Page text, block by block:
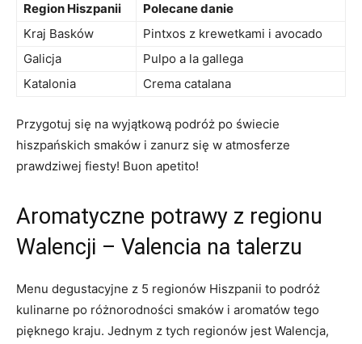
Region Hiszpanii
Polecane danie
Kraj Basków
Pintxos z krewetkami i avocado
Galicja
Pulpo a la gallega
Katalonia
Crema catalana
Przygotuj się na wyjątkową podróż po świecie
hiszpańskich smaków i zanurz się w atmosferze
prawdziwej fiesty! Buon apetito!
Aromatyczne potrawy z regionu
Walencji – Valencia na talerzu
Menu degustacyjne z 5 regionów Hiszpanii to podróż
kulinarne po różnorodności smaków i aromatów tego
pięknego kraju. Jednym z tych regionów jest Walencja,